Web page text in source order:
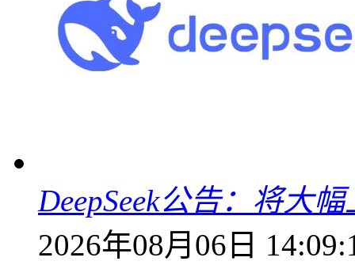
DeepSeek公告：将大
2026年08月06日